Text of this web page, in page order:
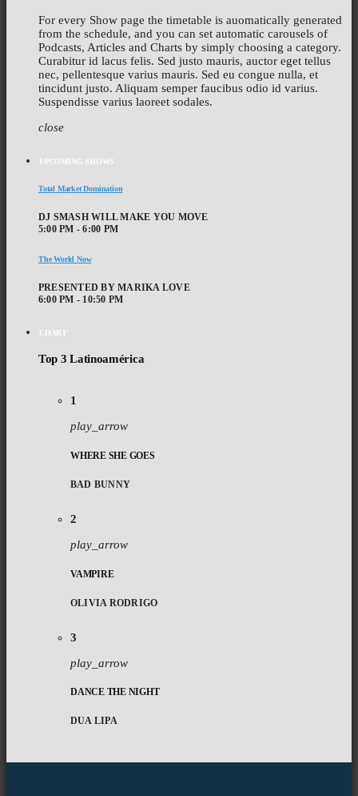
For every Show page the timetable is auomatically generated
from the schedule, and you can set automatic carousels of
Podcasts, Articles and Charts by simply choosing a category.
Curabitur id lacus felis. Sed justo mauris, auctor eget tellus
nec, pellentesque varius mauris. Sed eu congue nulla, et
tincidunt justo. Aliquam semper faucibus odio id varius.
Suspendisse varius laoreet sodales.
close
UPCOMING SHOWS
Total Market Domination
DJ SMASH WILL MAKE YOU MOVE
5:00 PM - 6:00 PM
The World Now
PRESENTED BY MARIKA LOVE
6:00 PM - 10:50 PM
CHART
Top 3 Latinoamérica
1
play_arrow
WHERE SHE GOES
BAD BUNNY
2
play_arrow
VAMPIRE
OLIVIA RODRIGO
3
play_arrow
DANCE THE NIGHT
DUA LIPA